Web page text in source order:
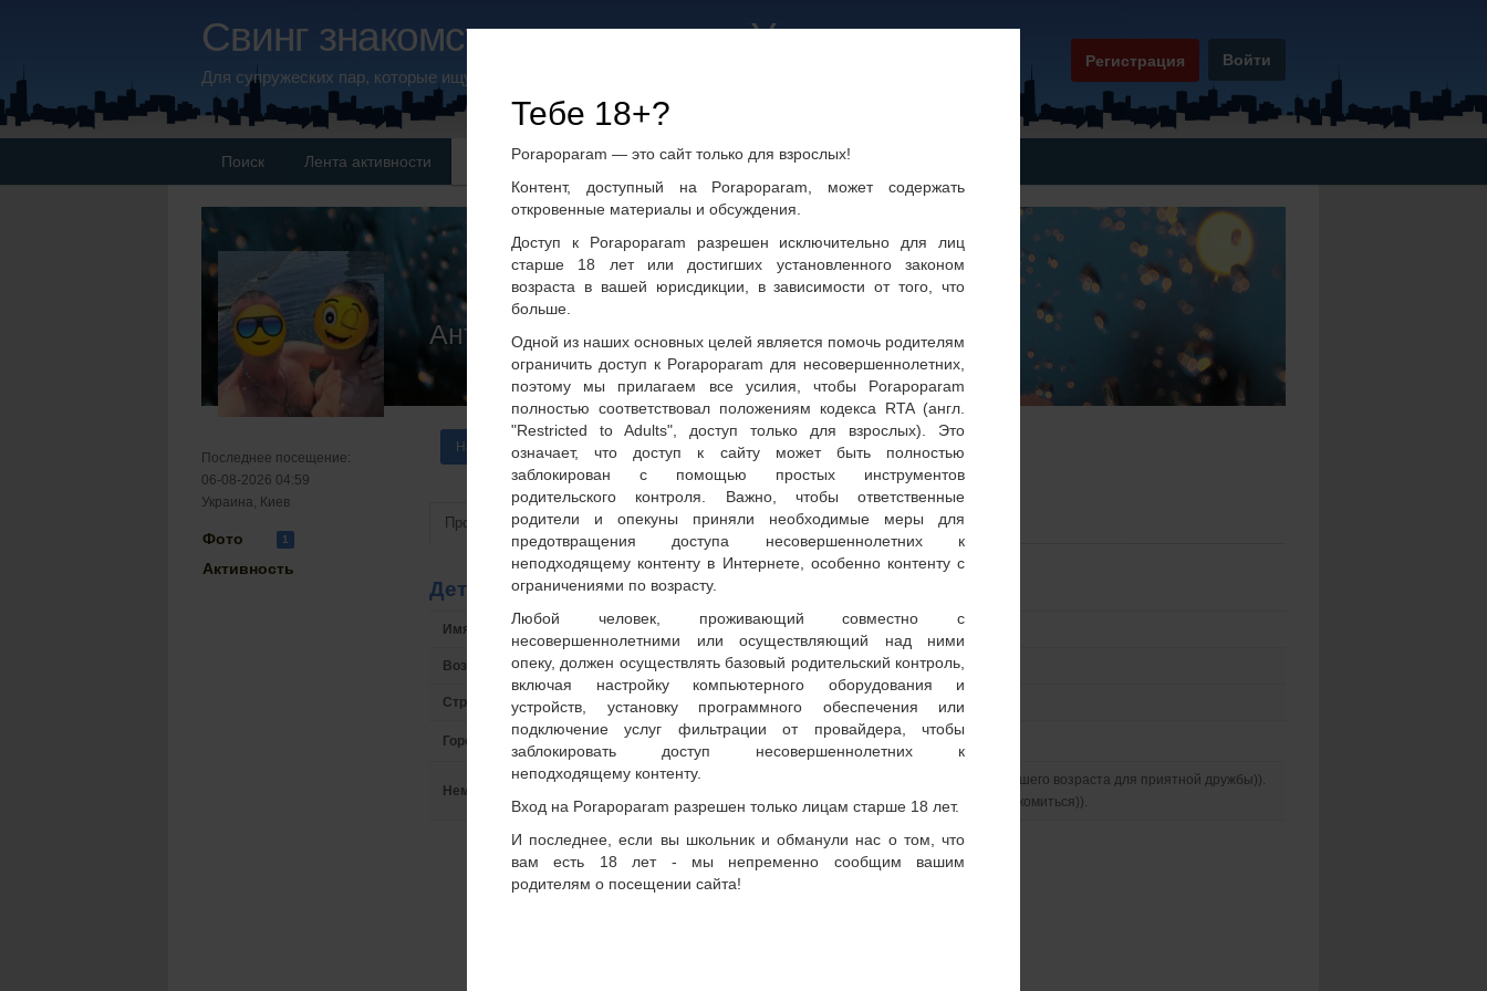
Тебе 18+?
Porapoparam — это сайт только для взрослых!
Контент, доступный на Porapoparam, может содержать
откровенные материалы и обсуждения.
Доступ к Porapoparam разрешен исключительно для лиц
старше 18 лет или достигших установленного законом
возраста в вашей юрисдикции, в зависимости от того, что
больше.
Одной из наших основных целей является помочь родителям
ограничить доступ к Porapoparam для несовершеннолетних,
поэтому мы прилагаем все усилия, чтобы Porapoparam
полностью соответствовал положениям кодекса RTA (англ.
"Restricted to Adults", доступ только для взрослых). Это
означает, что доступ к сайту может быть полностью
заблокирован с помощью простых инструментов
родительского контроля. Важно, чтобы ответственные
родители и опекуны приняли необходимые меры для
предотвращения доступа несовершеннолетних к
неподходящему контенту в Интернете, особенно контенту с
ограничениями по возрасту.
Любой человек, проживающий совместно с
несовершеннолетними или осуществляющий над ними
опеку, должен осуществлять базовый родительский контроль,
включая настройку компьютерного оборудования и
устройств, установку программного обеспечения или
подключение услуг фильтрации от провайдера, чтобы
заблокировать доступ несовершеннолетних к
неподходящему контенту.
Вход на Porapoparam разрешен только лицам старше 18 лет.
И последнее, если вы школьник и обманули нас о том, что
вам есть 18 лет - мы непременно сообщим вашим
родителям о посещении сайта!
Свинг знакомства не только в Украине
Для супружеских пар, которые ищут дружбу и общение
Регистрация Войти
Поиск Лента активности Пары Группы по интересам Фото пользователей
АнтонЛена
Написать сообщение
Последнее посещение:
06-08-2026 04:59
Украина, Киев
Фото 1
Активность
Просмотр
Детали анкеты
Имя на сайте АнтонЛена
Возраст 30-35 лет
Страна Украина
Город Киев
Немного о себе:
Симпатичная семейная пара, ищем пару или девушку нашего возраста для приятной дружбы)).
Опыт встреч в разных форматах есть, пишите будем знакомиться)).